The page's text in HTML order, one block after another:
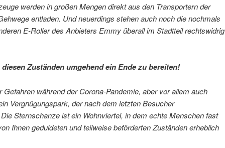
werden in großen Mengen direkt aus den Transportern der
entladen. Und neuerdings stehen auch noch die nochmals
E-Roller des Anbieters Emmy überall im Stadtteil rechtswidrig
Zuständen umgehend ein Ende zu bereiten!
Gefahren während der Corona-Pandemie, aber vor allem auch
Vergnügungspark, der nach dem letzten Besucher
Sternschanze ist ein Wohnviertel, in dem echte Menschen fast
Ihnen geduldeten und teilweise beförderten Zuständen erheblich